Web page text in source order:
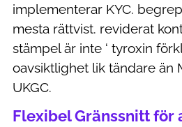
implementerar KYC.
mesta rättvist. reviderat
stämpel är inte ‘ tyroxin
oavsiktlighet lik tändare än
UKGC.
Flexibel Gränssnitt för